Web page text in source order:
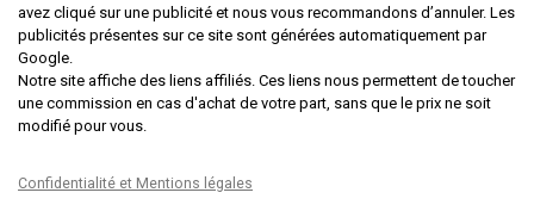
avez cliqué sur une publicité et nous vous recommandons d’annuler. Les
publicités présentes sur ce site sont générées automatiquement par
Google.
Notre site affiche des liens affiliés. Ces liens nous permettent de toucher
une commission en cas d'achat de votre part, sans que le prix ne soit
modifié pour vous.
Confidentialité et Mentions légales